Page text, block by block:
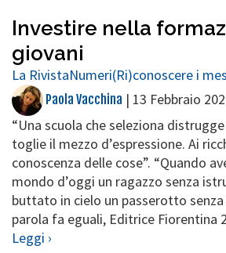
Investire nella
giovani
La RivistaNumeri(Ri)conoscere i
Paola Vacchina | 13 Febbraio
“Una scuola che seleziona
toglie il mezzo d’espressione. Ai
conoscenza delle cose”. “Quando
mondo d’oggi un ragazzo senza
buttato in cielo un passerotto senza
parola fa eguali, Editrice Fiorentina
Leggi ›